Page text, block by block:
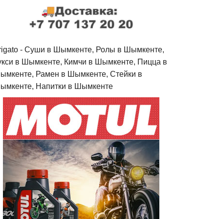
- Cуши в Шымкенте, Ролы в Шымкенте,
в Шымкенте, Кимчи в Шымкенте, Пицца в
Рамен в Шымкенте, Стейки в
Напитки в Шымкенте